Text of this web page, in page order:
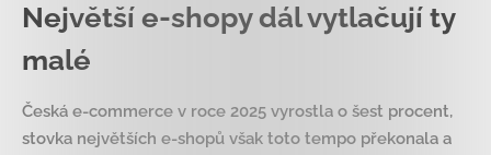
Největší e-shopy dál vytlačují ty
malé
Česká e-commerce v roce 2025 vyrostla o šest procent,
stovka největších e-shopů však toto tempo překonala a